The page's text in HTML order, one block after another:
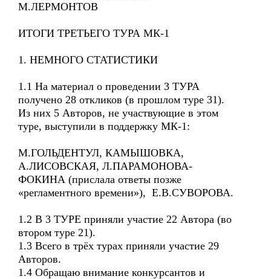
М.ЛЕРМОНТОВ
ИТОГИ ТРЕТЬЕГО ТУРА МК-1
1. НЕМНОГО СТАТИСТИКИ
1.1 На материал о проведении 3 ТУРА
получено 28 откликов (в прошлом туре 31).
Из них 5 Авторов, не участвующие в этом
туре, выступили в поддержку МК-1:
М.ГОЛЬДЕНТУЛ, КАМЫШОВКА,
А.ЛИСОВСКАЯ, Л.ПАРАМОНОВА-
ФОКИНА (прислала ответы позже
«регламентного времени»), Е.В.СУВОРОВА.
1.2 В 3 ТУРЕ приняли участие 22 Автора (во
втором туре 21).
1.3 Всего в трёх турах приняли участие 29
Авторов.
1.4 Обращаю внимание конкурсантов и